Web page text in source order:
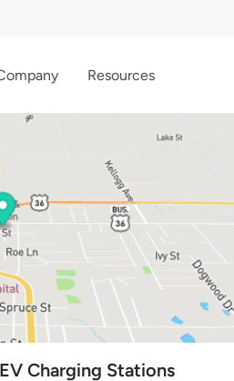
Resources
Charging Stations